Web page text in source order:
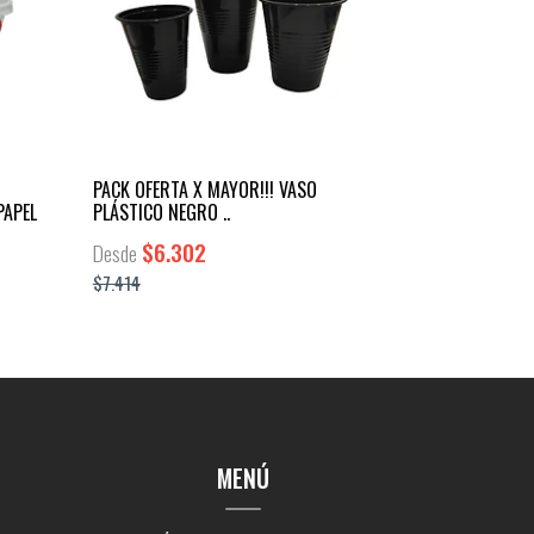
PACK OFERTA X MAYOR!!! VASO
PLÁSTICO NEGRO ..
Desde $6.302
$7.414
MENÚ